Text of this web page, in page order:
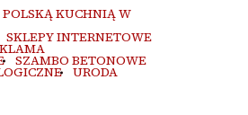
POLSKĄ KUCHNIĄ W
SKLEPY INTERNETOWE
SZAMBO BETONOWE
URODA